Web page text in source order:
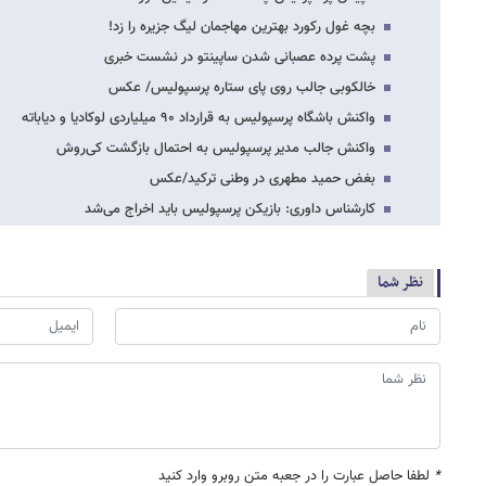
بچه غول رکورد بهترین مهاجمان لیگ جزیره را زد!
پشت پرده عصبانی شدن ساپینتو در نشست خبری
خالکوبی جالب روی پای ستاره پرسپولیس/ عکس
واکنش باشگاه پرسپولیس به قرارداد ۹۰ میلیاردی لوکادیا و دیاباته
واکنش جالب مدیر پرسپولیس به احتمال بازگشت کی‌روش
بغض حمید مطهری در وطنی ترکید/عکس
کارشناس داوری: بازیکن پرسپولیس باید اخراج می‌شد
نظر شما
* لطفا حاصل عبارت را در جعبه متن روبرو وارد کنید